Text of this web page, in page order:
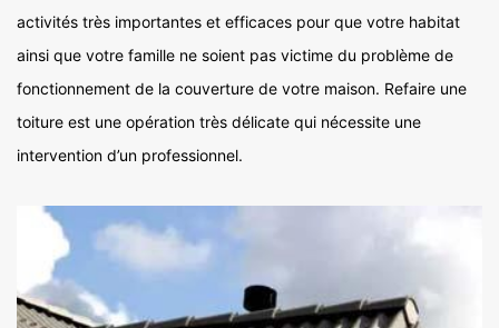
activités très importantes et efficaces pour que votre habitat
ainsi que votre famille ne soient pas victime du problème de
fonctionnement de la couverture de votre maison. Refaire une
toiture est une opération très délicate qui nécessite une
intervention d’un professionnel.